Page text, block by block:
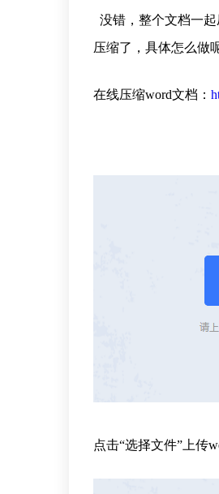
没错，整个文档一
压缩了，具体怎么做
在线压缩word文档：
点击“选择文件”上传